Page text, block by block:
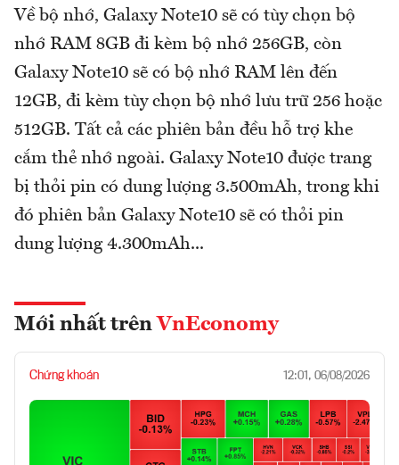
Về bộ nhớ, Galaxy Note10 sẽ có tùy chọn bộ
nhớ RAM 8GB đi kèm bộ nhớ 256GB, còn
Galaxy Note10 sẽ có bộ nhớ RAM lên đến
12GB, đi kèm tùy chọn bộ nhớ lưu trữ 256 hoặc
512GB. Tất cả các phiên bản đều hỗ trợ khe
cắm thẻ nhớ ngoài. Galaxy Note10 được trang
bị thỏi pin có dung lượng 3.500mAh, trong khi
đó phiên bản Galaxy Note10 sẽ có thỏi pin
dung lượng 4.300mAh...
Mới nhất trên VnEconomy
Chứng khoán 12:01, 06/08/2026